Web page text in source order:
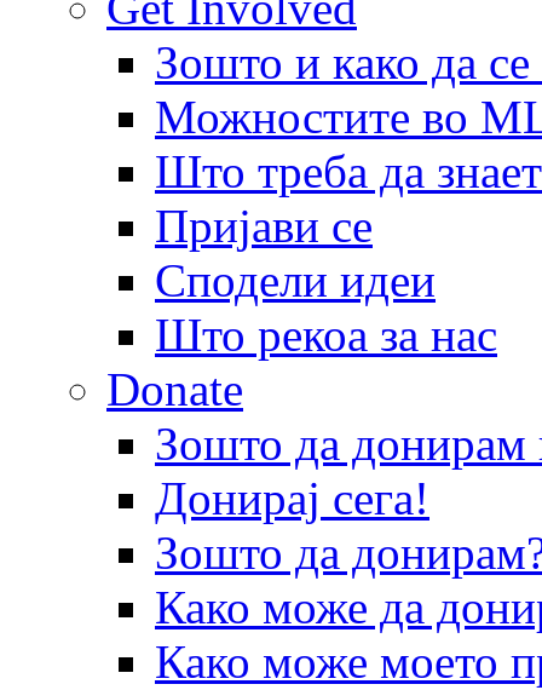
Зошто и како да
Можностите во
Што треба да
Пријави се
Сподели идеи
Што рекоа за нас
Donate
Зошто да
Донирај сега!
Зошто да
Како може да
Како може моето